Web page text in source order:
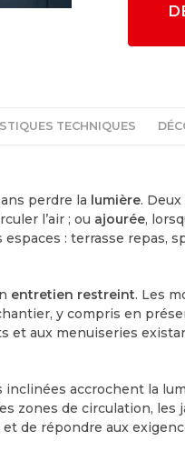
TECHNIQUES
perdre la lumière.
l’air ; ou ajourée,
: terrasse repas,
entretien restreint. Les
y compris en
et aux menuiseries
inclinées accrochent la
zones de circulation,
de répondre aux